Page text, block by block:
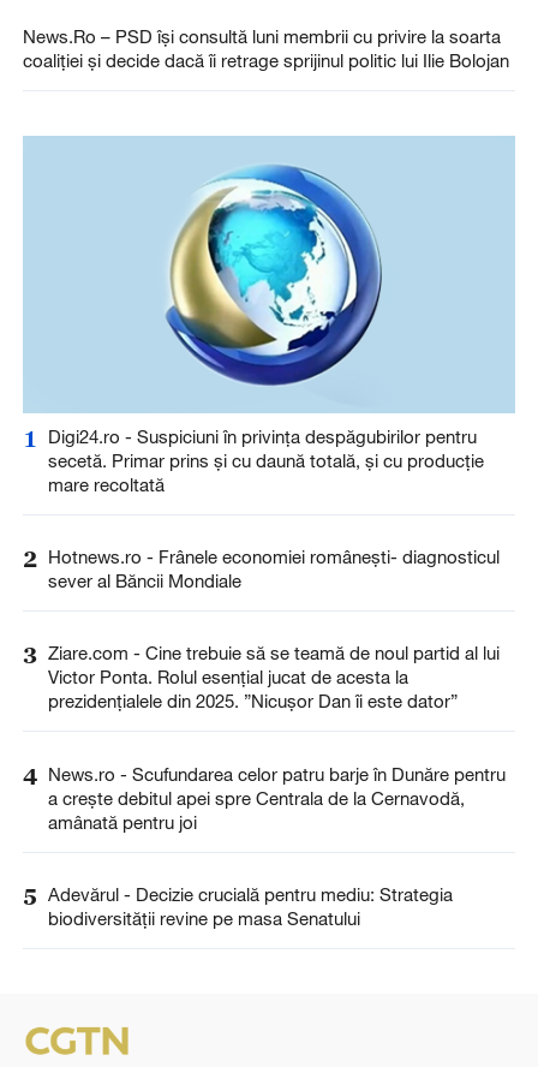
News.Ro – PSD îşi consultă luni membrii cu privire la soarta
coaliţiei şi decide dacă îi retrage sprijinul politic lui Ilie Bolojan
1
Digi24.ro - Suspiciuni în privința despăgubirilor pentru
secetă. Primar prins și cu daună totală, și cu producție
mare recoltată
2 Hotnews.ro - Frânele economiei românești- diagnosticul
sever al Băncii Mondiale
3 Ziare.com - Cine trebuie să se teamă de noul partid al lui
Victor Ponta. Rolul esențial jucat de acesta la
prezidențialele din 2025. ”Nicușor Dan îi este dator”
4 News.ro - Scufundarea celor patru barje în Dunăre pentru
a creşte debitul apei spre Centrala de la Cernavodă,
amânată pentru joi
5 Adevărul - Decizie crucială pentru mediu: Strategia
biodiversității revine pe masa Senatului